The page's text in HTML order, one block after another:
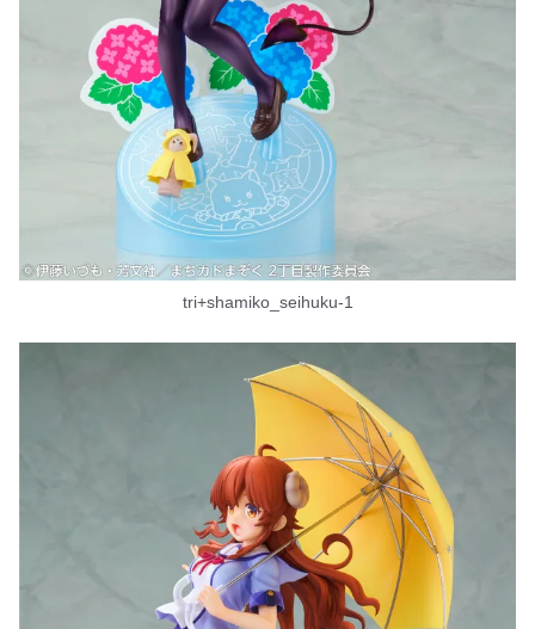
tri+shamiko_seihuku-1